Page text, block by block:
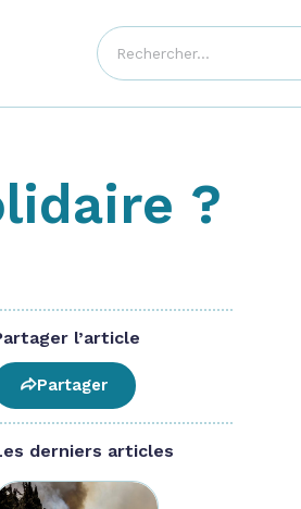
?
l’article
Partager
derniers articles